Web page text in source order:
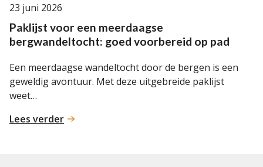
Zo
maak
je
de
juiste
keuze
23 juni 2026
Paklijst voor een meerdaagse
bergwandeltocht: goed voorbereid op pad
Een meerdaagse wandeltocht door de bergen is een
geweldig avontuur. Met deze uitgebreide paklijst
weet…
Lees verder
: